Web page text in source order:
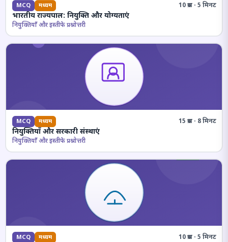
MCQ मध्यम 10 प्रश्न · 5 मिनट
भारतीय राज्यपाल: नियुक्ति और योग्यताएं
नियुक्तियाँ और इस्तीफे प्रश्नोत्तरी
MCQ मध्यम 15 प्रश्न · 8 मिनट
नियुक्तियाँ और सरकारी संस्थाएं
नियुक्तियाँ और इस्तीफे प्रश्नोत्तरी
MCQ मध्यम 10 प्रश्न · 5 मिनट